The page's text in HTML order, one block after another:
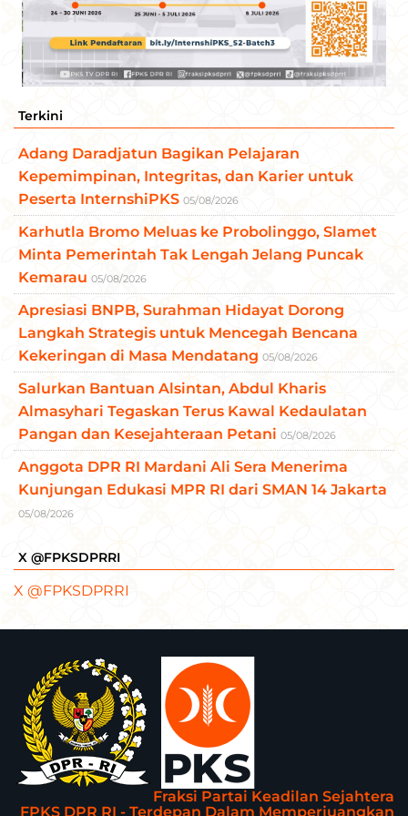
Terkini
Adang Daradjatun Bagikan Pelajaran
Kepemimpinan, Integritas, dan Karier untuk
Peserta InternshiPKS 05/08/2026
Karhutla Bromo Meluas ke Probolinggo, Slamet
Minta Pemerintah Tak Lengah Jelang Puncak
Kemarau 05/08/2026
Apresiasi BNPB, Surahman Hidayat Dorong
Langkah Strategis untuk Mencegah Bencana
Kekeringan di Masa Mendatang 05/08/2026
Salurkan Bantuan Alsintan, Abdul Kharis
Almasyhari Tegaskan Terus Kawal Kedaulatan
Pangan dan Kesejahteraan Petani 05/08/2026
Anggota DPR RI Mardani Ali Sera Menerima
Kunjungan Edukasi MPR RI dari SMAN 14 Jakarta
05/08/2026
X @FPKSDPRRI
X @FPKSDPRRI
Fraksi Partai Keadilan Sejahtera
FPKS DPR RI - Terdepan Dalam Memperjuangkan